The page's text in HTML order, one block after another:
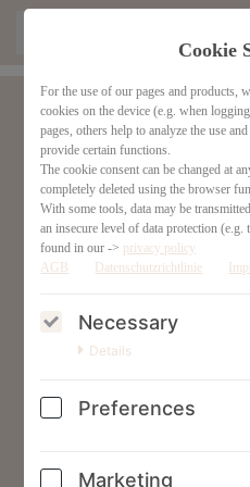
Du erreichst unseren
von 08.00 Uhr
Mo
Ansprechpartner : Wolfgang Mayr
Tel . : +436502010857
beantwortet sowie auch
Cookie
For the use of our pages and products,
cookies on the device (e.g. when
pages, others help to analyze the use
provide certain functions.
The cookie consent can be changed at
completely deleted using the browser
With some tools, data may be
an insecure level of data protection
found in our -> privacy policy
AGB
Datenschutzrichtlinie
Necessary
Details
Preferences
Marketing